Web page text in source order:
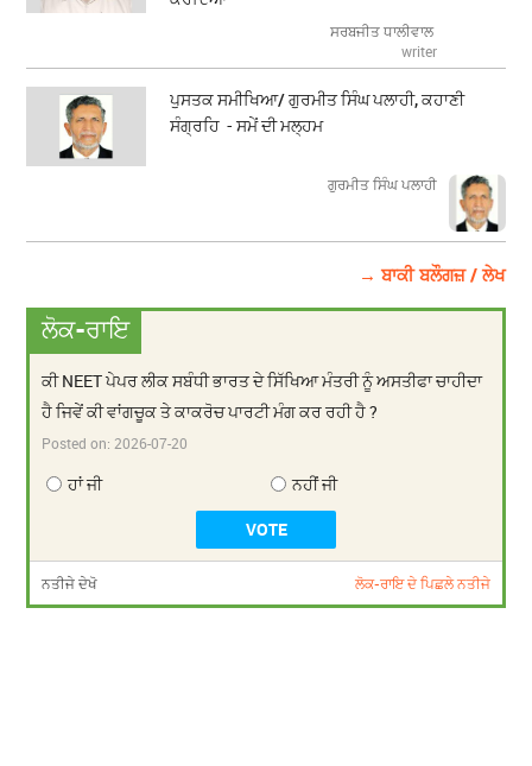
ਸਰਬਜੀਤ ਧਾਲੀਵਾਲ
writer
ਪੁਸਤਕ ਸਮੀਖਿਆ/ ਗੁਰਮੀਤ ਸਿੰਘ ਪਲਾਹੀ, ਕਹਾਣੀ
ਸੰਗ੍ਰਹਿ - ਸਮੇਂ ਦੀ ਮਲ੍ਹਮ
ਗੁਰਮੀਤ ਸਿੰਘ ਪਲਾਹੀ
→ ਬਾਕੀ ਬਲੌਗਜ਼ / ਲੇਖ
ਲੋਕ-ਰਾਇ
ਕੀ NEET ਪੇਪਰ ਲੀਕ ਸਬੰਧੀ ਭਾਰਤ ਦੇ ਸਿੱਖਿਆ ਮੰਤਰੀ ਨੂੰ ਅਸਤੀਫਾ ਚਾਹੀਦਾ
ਹੈ ਜਿਵੇਂ ਕੀ ਵਾਂਗਚੂਕ ਤੇ ਕਾਕਰੋਚ ਪਾਰਟੀ ਮੰਗ ਕਰ ਰਹੀ ਹੈ ?
Posted on:2026-07-20
ਹਾਂ ਜੀ ਨਹੀਂ ਜੀ
ਨਤੀਜੇ ਦੇਖੋ ਲੋਕ-ਰਾਇ ਦੇ ਪਿਛਲੇ ਨਤੀਜੇ